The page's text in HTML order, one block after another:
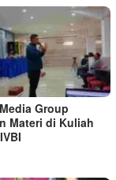
Group
Materi di Kuliah